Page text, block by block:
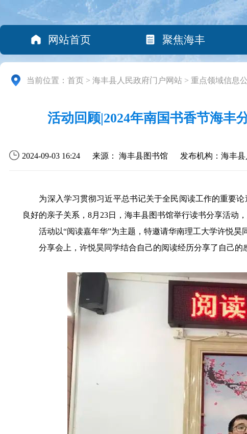
网站首页 聚焦海丰
当前位置： 首页 > 海丰县人民政府门户网站 > 重点领域信息
活动回顾|2024年南国书香节海
2024-09-03 16:24 来源： 海丰县图书馆 发布机构：海丰
为深入学习贯彻习近平总书记关于全民阅读工作的重要论
良好的亲子关系，8月23日，海丰县图书馆举行读书分享活动
活动以“阅读嘉年华”为主题，特邀请华南理工大学许悦昊
分享会上，许悦昊同学结合自己的阅读经历分享了自己的